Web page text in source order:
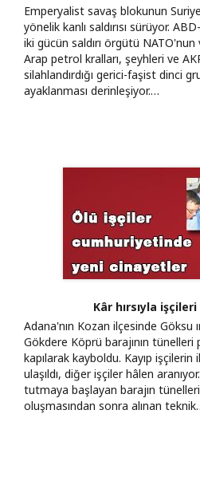
Emperyalist savaş blokunun
yönelik kanlı saldırısı sürüyor.
iki gücün saldırı örgütü
Arap petrol kralları, şeyhleri ve
silahlandırdığı gerici-faşist dinci
ayaklanması derinleşiyor.…
Kâr hırsıyla
Adana'nın Kozan ilçesinde Göksu
Gökdere Köprü barajının tünelleri
kapılarak kayboldu. Kayıp
ulaşıldı, diğer işçiler hâlen
tutmaya başlayan barajın
oluşmasından sonra alınan